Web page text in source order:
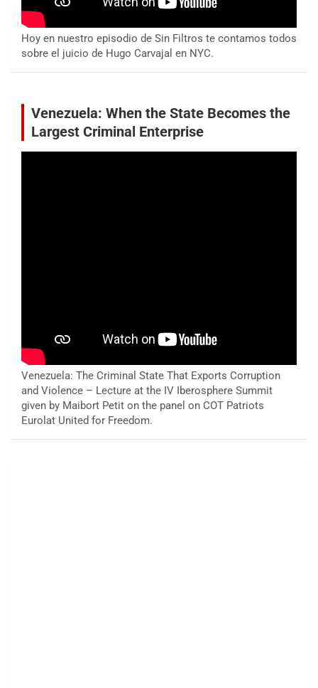
Hoy en nuestro episodio de Sin Filtros te contamos todos
sobre el juicio de Hugo Carvajal en NYC.
Venezuela: When the State Becomes the
Largest Criminal Enterprise
Venezuela: The Criminal State That Exports Corruption
and Violence – Lecture at the IV Iberosphere Summit
given by Maibort Petit on the panel on COT Patriots
Eurolat United for Freedom.